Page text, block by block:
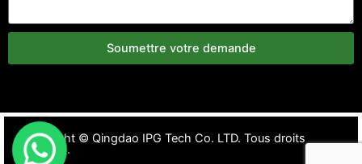
Soumettre votre demande
Copyright © Qingdao IPG Tech Co. LTD. Tous droits
réservés.